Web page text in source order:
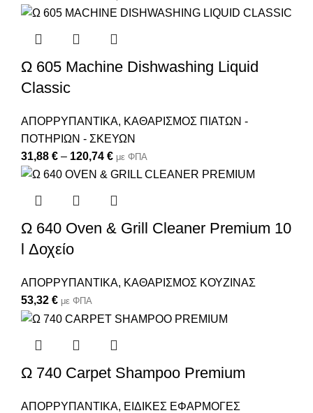
Ω 605 Machine Dishwashing Liquid
Classic
ΑΠΟΡΡΥΠΑΝΤΙΚΑ, ΚΑΘΑΡΙΣΜΟΣ ΠΙΑΤΩΝ -
ΠΟΤΗΡΙΩΝ - ΣΚΕΥΩΝ
31,88 € – 120,74 € με ΦΠΑ
Ω 640 Oven & Grill Cleaner Premium 10
l Δοχείο
ΑΠΟΡΡΥΠΑΝΤΙΚΑ, ΚΑΘΑΡΙΣΜΟΣ ΚΟΥΖΙΝΑΣ
53,32 € με ΦΠΑ
Ω 740 Carpet Shampoo Premium
ΑΠΟΡΡΥΠΑΝΤΙΚΑ, ΕΙΔΙΚΕΣ ΕΦΑΡΜΟΓΕΣ